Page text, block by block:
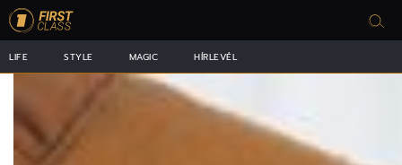
LIFE STYLE MAGIC HÍRLEVÉL